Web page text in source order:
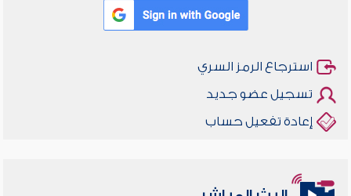
استرجاع الرمز السري
تسجيل عضو جديد
إعادة تفعيل حساب